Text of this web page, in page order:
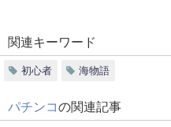
関連キーワード
初心者 海物語
パチンコの関連記事